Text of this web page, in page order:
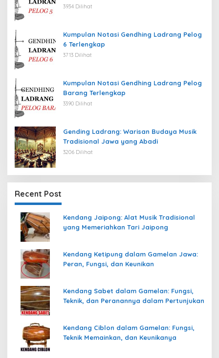
3934 Dilihat
Kumpulan Notasi Gendhing Ladrang Pelog
6 Terlengkap
3713 Dilihat
Kumpulan Notasi Gendhing Ladrang Pelog
Barang Terlengkap
3390 Dilihat
Gending Ladrang: Warisan Budaya Musik
Tradisional Jawa yang Abadi
3206 Dilihat
Recent Post
Kendang Jaipong: Alat Musik Tradisional
yang Memeriahkan Tari Jaipong
Kendang Ketipung dalam Gamelan Jawa:
Peran, Fungsi, dan Keunikan
Kendang Sabet dalam Gamelan: Fungsi,
Teknik, dan Peranannya dalam Pertunjukan
Kendang Ciblon dalam Gamelan: Fungsi,
Teknik Memainkan, dan Keunikanya